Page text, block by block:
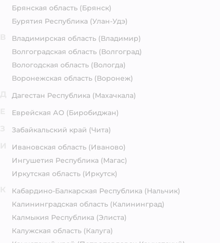
Брянская область (Брянск)
Бурятия Республика (Улан-Удэ)
Владимирская область (Владимир)
Волгоградская область (Волгоград)
Вологодская область (Вологда)
Воронежская область (Воронеж)
Дагестан Республика (Махачкала)
Еврейская АО (Биробиджан)
Забайкальский край (Чита)
Ивановская область (Иваново)
Ингушетия Республика (Магас)
Иркутская область (Иркутск)
Кабардино-Балкарская Республика (Нальчик)
Калининградская область (Калининград)
Калмыкия Республика (Элиста)
Калужская область (Калуга)